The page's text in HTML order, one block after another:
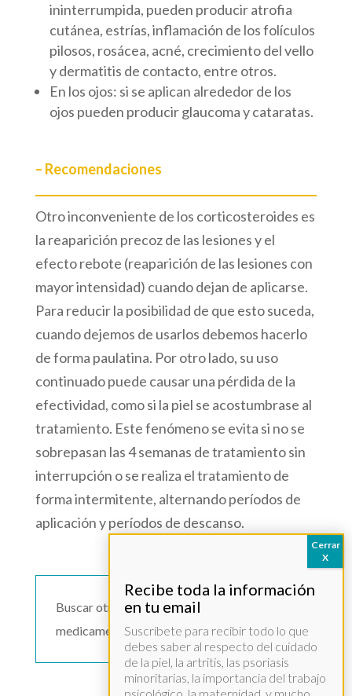
ininterrumpida, pueden producir atrofia
cutánea, estrías, inflamación de los folículos
pilosos, rosácea, acné, crecimiento del vello
y dermatitis de contacto, entre otros.
En los ojos: si se aplican alrededor de los
ojos pueden producir glaucoma y cataratas.
– Recomendaciones
Otro inconveniente de los corticosteroides es
la reaparición precoz de las lesiones y el
efecto rebote (reaparición de las lesiones con
mayor intensidad) cuando dejan de aplicarse.
Para reducir la posibilidad de que esto suceda,
cuando dejemos de usarlos debemos hacerlo
de forma paulatina. Por otro lado, su uso
continuado puede causar una pérdida de la
efectividad, como si la piel se acostumbrase al
tratamiento. Este fenómeno se evita si no se
sobrepasan las 4 semanas de tratamiento sin
interrupción o se realiza el tratamiento de
forma intermitente, alternando períodos de
aplicación y períodos de descanso.
Buscar otro
medicamento >>Suscríbete para recibir todo lo que
debes saber al respecto del cuidado
de la piel, la artritis, las psoriasis
minoritarias, la importancia del trabajo